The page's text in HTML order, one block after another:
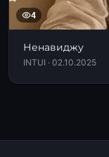
4
Ненавиджу
INTUI · 02.10.2025